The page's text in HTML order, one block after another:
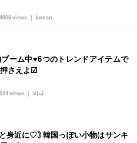
konan
4008 views
리나
views
ーム中♥︎6つのトレンドアイテムで
さえよ☑︎
身近に♡》韓国っぽい小物はサンキ